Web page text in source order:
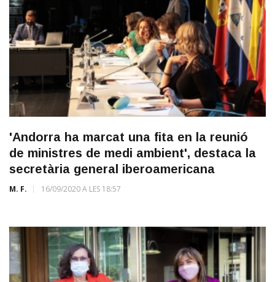
'Andorra ha marcat una fita en la reunió
de ministres de medi ambient', destaca la
secretària general iberoamericana
M. F. 16/09/2020 A LES 18:57